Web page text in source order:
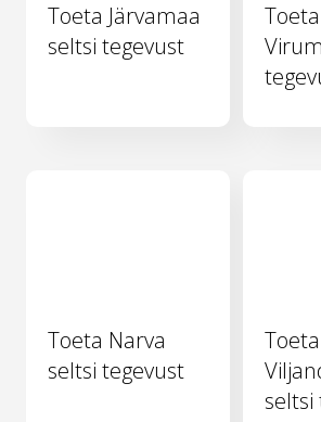
Toeta Järvamaa
seltsi tegevust
Toeta Narva
seltsi tegevust
Toeta
seltsi